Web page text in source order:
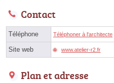
Contact
Téléphone Téléphoner à l'architecte
Site web www.atelier-r2.fr
Plan et adresse